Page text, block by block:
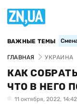
ВАЖНЫЕ ТЕМЫ
ГЛАВНАЯ УКРАИНА
КАК
ЧТО В НЕГО
11 октября, 2022, 14:42